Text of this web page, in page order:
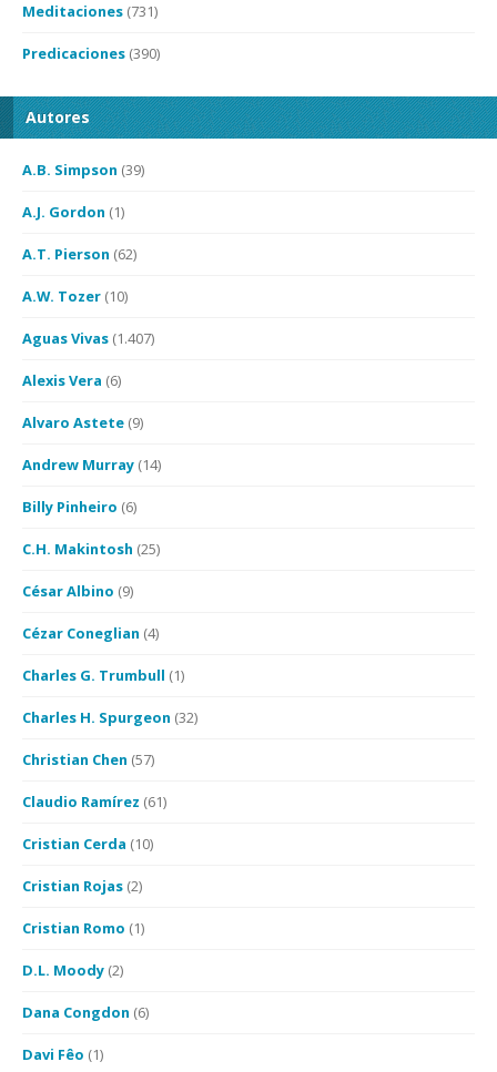
Meditaciones (731)
Predicaciones (390)
Autores
A.B. Simpson (39)
A.J. Gordon (1)
A.T. Pierson (62)
A.W. Tozer (10)
Aguas Vivas (1.407)
Alexis Vera (6)
Alvaro Astete (9)
Andrew Murray (14)
Billy Pinheiro (6)
C.H. Makintosh (25)
César Albino (9)
Cézar Coneglian (4)
Charles G. Trumbull (1)
Charles H. Spurgeon (32)
Christian Chen (57)
Claudio Ramírez (61)
Cristian Cerda (10)
Cristian Rojas (2)
Cristian Romo (1)
D.L. Moody (2)
Dana Congdon (6)
Davi Fêo (1)